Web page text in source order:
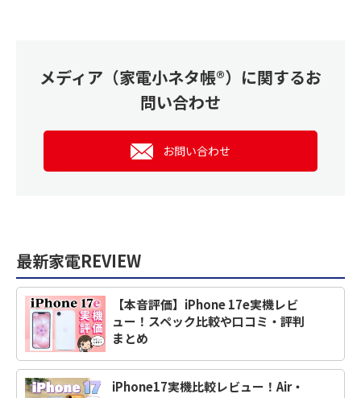
メディア（家電小ネタ帳®）に関するお
問い合わせ
お問い合わせ
最新家電REVIEW
【本音評価】iPhone 17e実機レビ
ュー！スペック比較や口コミ・評判
まとめ
iPhone17実機比較レビュー！Air・